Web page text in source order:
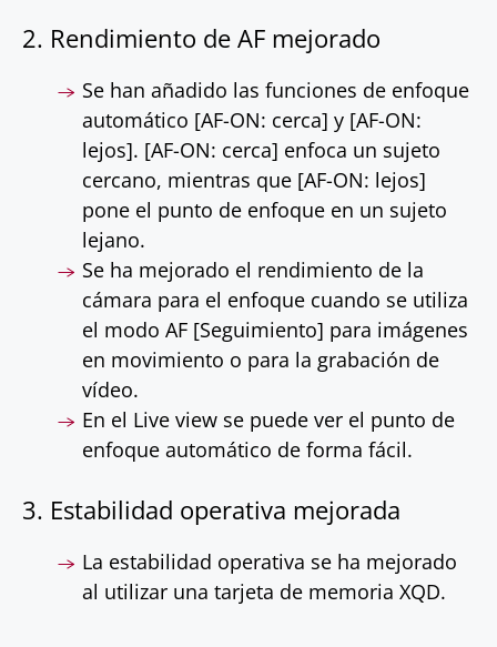
2. Rendimiento de AF mejorado
Se han añadido las funciones de enfoque
automático [AF-ON: cerca] y [AF-ON:
lejos]. [AF-ON: cerca] enfoca un sujeto
cercano, mientras que [AF-ON: lejos]
pone el punto de enfoque en un sujeto
lejano.
Se ha mejorado el rendimiento de la
cámara para el enfoque cuando se utiliza
el modo AF [Seguimiento] para imágenes
en movimiento o para la grabación de
vídeo.
En el Live view se puede ver el punto de
enfoque automático de forma fácil.
3. Estabilidad operativa mejorada
La estabilidad operativa se ha mejorado
al utilizar una tarjeta de memoria XQD.